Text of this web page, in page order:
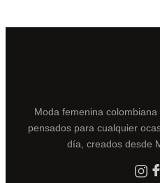
Moda femenina
pensados para cualquier
día, creados desde